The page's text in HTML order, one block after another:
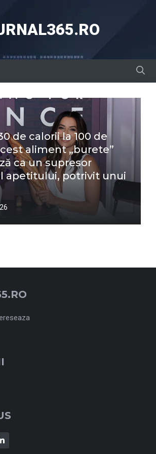
de calorii la 100 de
aliment „burete”
ca un supresor
apetitului, potrivit unui